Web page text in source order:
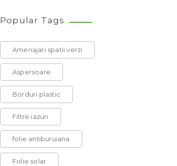
Popular Tags
Amenajari spatii verzi
Aspersoare
Borduri plastic
Filtre iazuri
folie antiburuiana
Folie solar